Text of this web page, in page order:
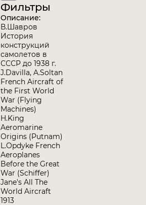
Фильтры
Описание:
В.Шавров
История
конструкций
самолетов в
СССР до 1938 г.
J.Davilla, A.Soltan
French Aircraft of
the First World
War (Flying
Machines)
H.King
Aeromarine
Origins (Putnam)
L.Opdyke French
Aeroplanes
Before the Great
War (Schiffer)
Jane's All The
World Aircraft
1913